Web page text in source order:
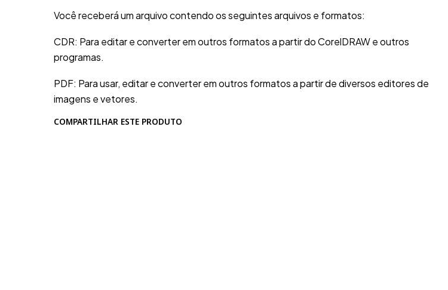
Você receberá um arquivo contendo os seguintes arquivos e formatos:
CDR: Para editar e converter em outros formatos a partir do CorelDRAW e outros
programas.
PDF: Para usar, editar e converter em outros formatos a partir de diversos editores de
imagens e vetores.
COMPARTILHAR ESTE PRODUTO